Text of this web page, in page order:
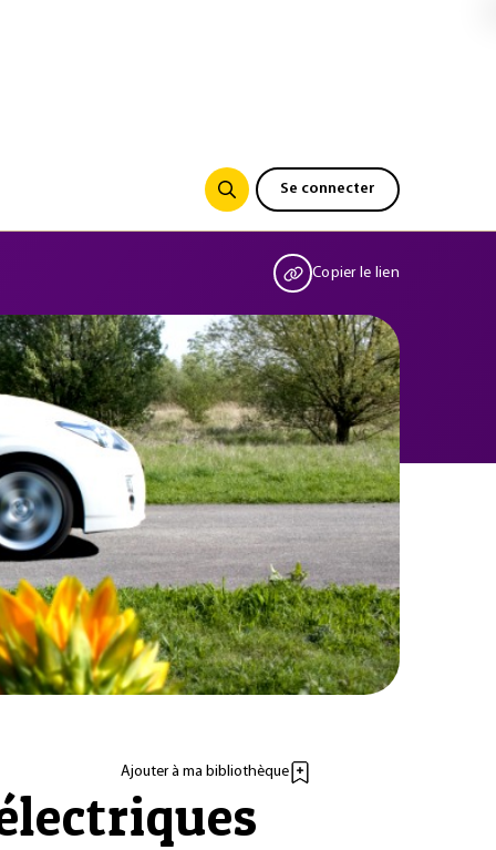
Se connecter
Copier le lien
Ajouter à ma bibliothèque